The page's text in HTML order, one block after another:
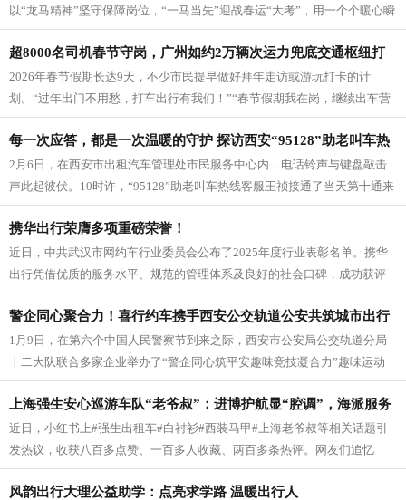
以“龙马精神”坚守保障岗位，“一马当先”迎战春运“大考”，用一个个暖心瞬
间、一次次真诚服务，诠释了...
超8000名司机春节守岗，广州如约2万辆次运力兜底交通枢纽打
车需求
2026年春节假期长达9天，不少市民提早做好拜年走访或游玩打卡的计
划。“过年出门不用愁，打车出行有我们！”“春节假期我在岗，继续出车营
运，欢迎广大市民旅客搭乘，...
每一次应答，都是一次温暖的守护 探访西安“95128”助老叫车热
线
2月6日，在西安市出租汽车管理处市民服务中心内，电话铃声与键盘敲击
声此起彼伏。10时许，“95128”助老叫车热线客服王祯接通了当天第十通来
电。“您好，这里是‘...
携华出行荣膺多项重磅荣誉！
近日，中共武汉市网约车行业委员会公布了2025年度行业表彰名单。携华
出行凭借优质的服务水平、规范的管理体系及良好的社会口碑，成功获评
“武汉市2025年红运暖蜂...
警企同心聚合力！‌喜行约车携手西安公交轨道公安共筑城市出行
安全防线
1月9日，在第六个中国人民警察节到来之际，西安市公安局公交轨道分局
十二大队联合多家企业举办了“警企同心筑平安趣味竞技凝合力”趣味运动
会。作为活动赞助方之一，喜行...
上海强生安心巡游车队“老爷叔”：进博护航显“腔调”，海派服务
传温情
近日，小红书上#强生出租车#白衬衫#西装马甲#上海老爷叔等相关话题引
发热议，收获八百多点赞、一百多人收藏、两百多条热评。网友们追忆
的，正是老底子强生“差头”司机...
风韵出行大理公益助学：点亮求学路 温暖出行人